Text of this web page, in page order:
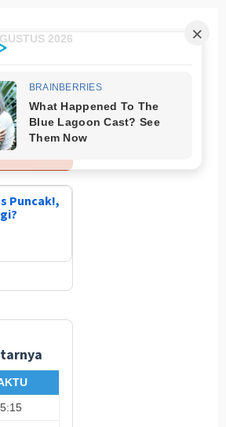
2026
Dan Partisipasi Masyarakat
Wujud Kepedulian terhadap
Kesiapan dan Kesejahteraan
Anggota
Puncak!,